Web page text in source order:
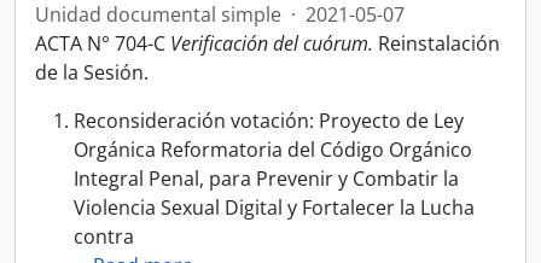
Unidad documental simple · 2021-05-07
ACTA N° 704-C Verificación del cuórum. Reinstalación
de la Sesión.
Reconsideración votación: Proyecto de Ley
Orgánica Reformatoria del Código Orgánico
Integral Penal, para Prevenir y Combatir la
Violencia Sexual Digital y Fortalecer la Lucha
contra